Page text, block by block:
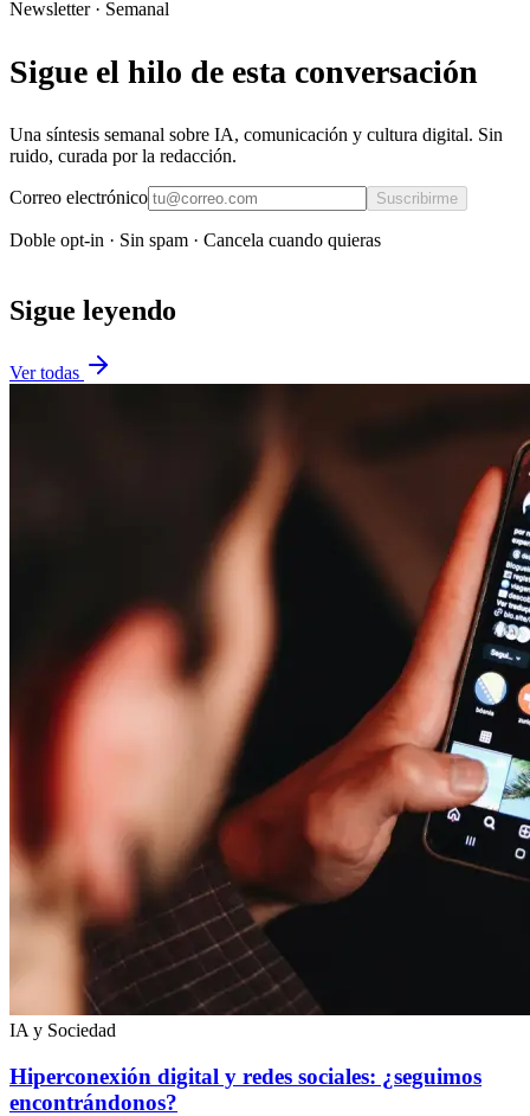
Newsletter · Semanal
Sigue el hilo de esta conversación
Una síntesis semanal sobre IA, comunicación y cultura digital. Sin
ruido, curada por la redacción.
Correo electrónico Suscribirme
Doble opt-in · Sin spam · Cancela cuando quieras
Sigue leyendo
Ver todas
IA y Sociedad
Hiperconexión digital y redes sociales: ¿seguimos
encontrándonos?